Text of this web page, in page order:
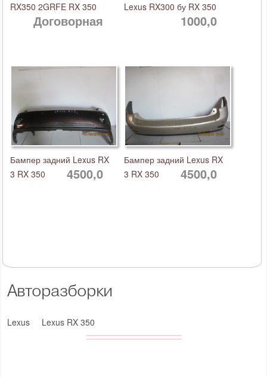
Авторазборки
Lexus Lexus RX 350
RX350 2GRFE RX 350
Договорная
Lexus RX300 бу RX 350
1000,0
Бампер задний Lexus RX
3 RX 350
4500,0
Бампер задний Lexus RX
3 RX 350
4500,0